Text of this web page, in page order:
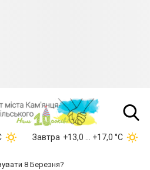
Завтра +13,0 ... +17,0 °С
8 Березня?